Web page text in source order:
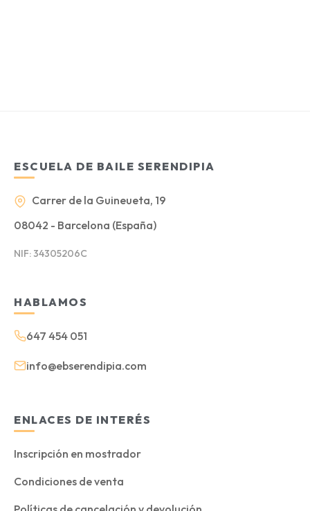
ESCUELA DE BAILE SERENDIPIA
Carrer de la Guineueta, 19
08042 - Barcelona (España)
NIF: 34305206C
HABLAMOS
647 454 051
info@ebserendipia.com
ENLACES DE INTERÉS
Inscripción en mostrador
Condiciones de venta